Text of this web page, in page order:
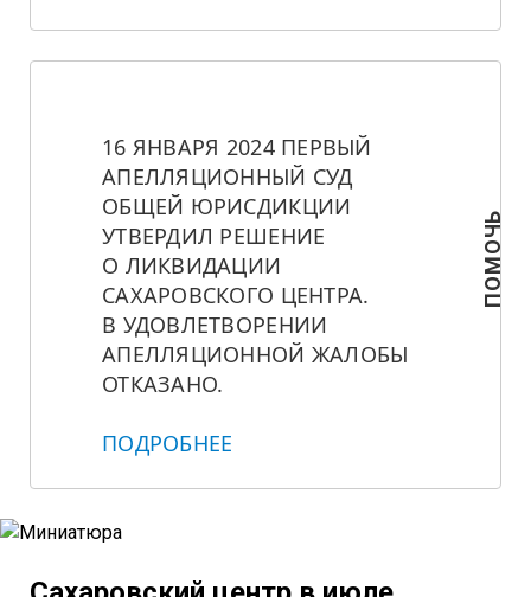
ПОМОЧЬ
16 ЯНВАРЯ 2024 ПЕРВЫЙ
АПЕЛЛЯЦИОННЫЙ СУД
ОБЩЕЙ ЮРИСДИКЦИИ
УТВЕРДИЛ РЕШЕНИЕ
О ЛИКВИДАЦИИ
САХАРОВСКОГО ЦЕНТРА.
В УДОВЛЕТВОРЕНИИ
АПЕЛЛЯЦИОННОЙ ЖАЛОБЫ
ОТКАЗАНО.
ПОДРОБНЕЕ